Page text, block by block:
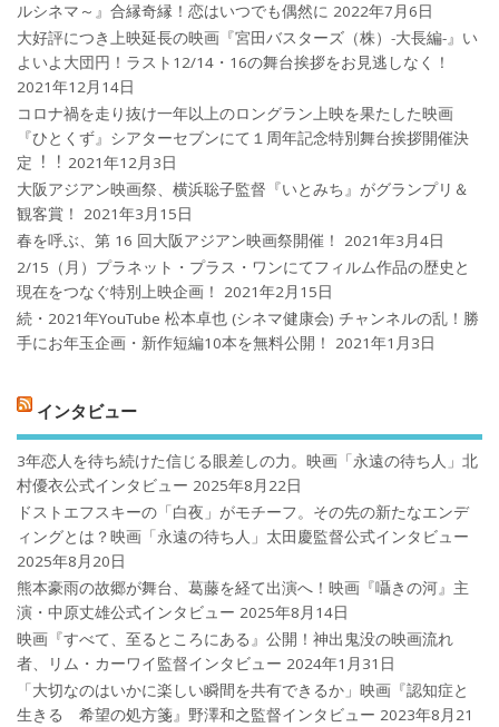
ルシネマ～』合縁奇縁！恋はいつでも偶然に 2022年7月6日
大好評につき上映延長の映画『宮田バスターズ（株）-大長編-』い
よいよ大団円！ラスト12/14・16の舞台挨拶をお見逃しなく！
2021年12月14日
コロナ禍を⾛り抜け⼀年以上のロングラン上映を果たした映画
『ひとくず』シアターセブンにて１周年記念特別舞台挨拶開催決
定︕︕ 2021年12月3日
大阪アジアン映画祭、横浜聡子監督『いとみち』がグランプリ＆
観客賞！
2021年3月15日
春を呼ぶ、第 16 回大阪アジアン映画祭開催！
2021年3月4日
2/15（月）プラネット・プラス・ワンにてフィルム作品の歴史と
現在をつなぐ特別上映企画！
2021年2月15日
続・2021年YouTube 松本卓也 (シネマ健康会) チャンネルの乱！勝
手にお年玉企画・新作短編10本を無料公開！
2021年1月3日
インタビュー
3年恋人を待ち続けた信じる眼差しの力。映画「永遠の待ち人」北
村優衣公式インタビュー 2025年8月22日
ドストエフスキーの「白夜」がモチーフ。その先の新たなエンデ
ィングとは？映画「永遠の待ち人」太田慶監督公式インタビュー
2025年8月20日
熊本豪雨の故郷が舞台、葛藤を経て出演へ！映画『囁きの河』主
演・中原丈雄公式インタビュー 2025年8月14日
映画『すべて、至るところにある』公開！神出鬼没の映画流れ
者、リム・カーワイ監督インタビュー 2024年1月31日
「大切なのはいかに楽しい瞬間を共有できるか」映画『認知症と
生きる 希望の処方箋』野澤和之監督インタビュー 2023年8月21